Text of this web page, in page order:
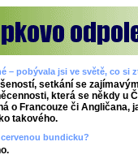
– pobývala jsi ve světě, co si
setkání se
která se někdy u
o Francouze či Angličana,
takového.
cervenou bundicku?